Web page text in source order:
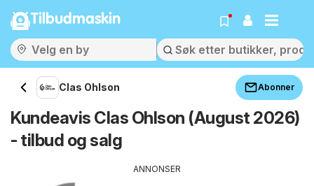
Tilbudmaskin
Clas Ohlson Abonner
Kundeavis Clas Ohlson (August 2026)
- tilbud og salg
ANNONSER